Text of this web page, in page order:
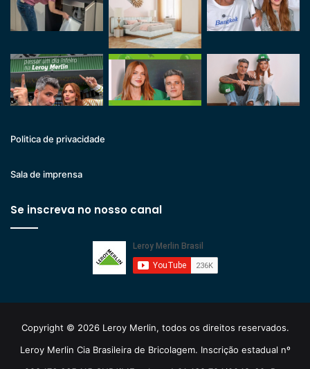
Politica de privacidade
Sala de imprensa
Se inscreva no nosso canal
Copyright © 2026 Leroy Merlin, todos os direitos reservados.
Leroy Merlin Cia Brasileira de Bricolagem. Inscrição estadual nº